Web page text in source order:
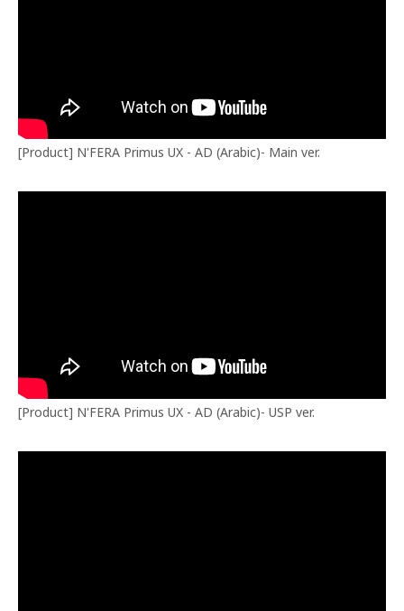
[Product] N'FERA Primus UX - AD (Arabic)- Main ver.
[Product] N'FERA Primus UX - AD (Arabic)- USP ver.